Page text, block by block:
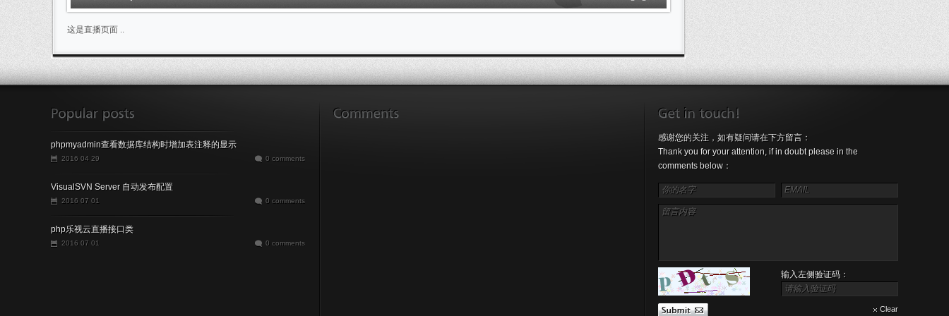
这是直播页面 ..
phpmyadmin查看数据库结构时增加表注释的显示
2016 04 29 0 comments
VisualSVN Server 自动发布配置
2016 07 01 0 comments
php乐视云直播接口类
2016 07 01 0 comments
感谢您的关注，如有疑问请在下方留言：
Thank you for your attention, if in doubt please in the
comments below：
输入左侧验证码：
Clear